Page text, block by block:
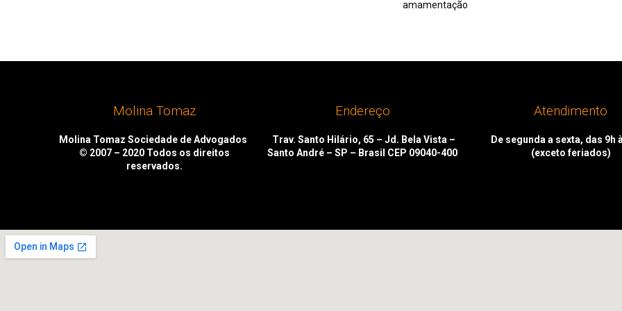
amamentação
Molina Tomaz
Molina Tomaz Sociedade de Advogados
© 2007 – 2020 Todos os direitos
reservados.
Endereço
Trav. Santo Hilário, 65 – Jd. Bela Vista –
Santo André – SP – Brasil CEP 09040-400
Atendimento
De segunda a sexta, das 9h
(exceto feriados)